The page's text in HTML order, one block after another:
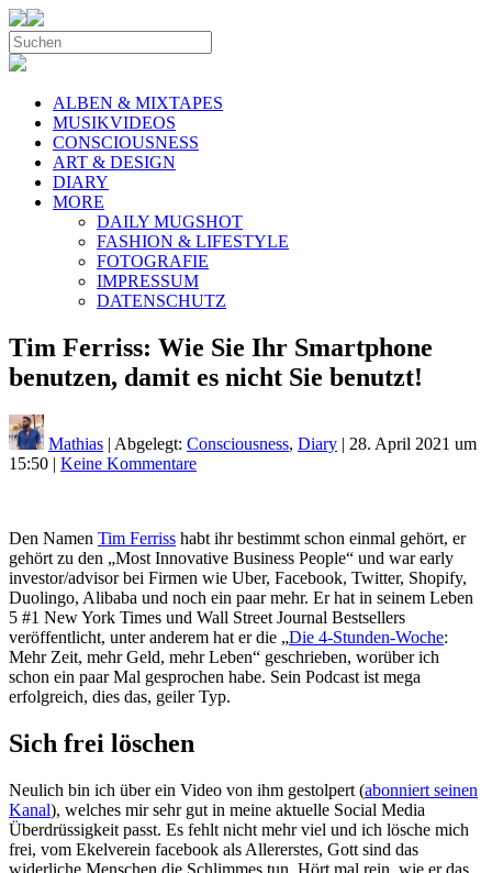
ALBEN & MIXTAPES
MUSIKVIDEOS
CONSCIOUSNESS
ART & DESIGN
DIARY
MORE
DAILY MUGSHOT
FASHION & LIFESTYLE
FOTOGRAFIE
IMPRESSUM
DATENSCHUTZ
Tim Ferriss: Wie Sie Ihr Smartphone
benutzen, damit es nicht Sie benutzt!
Mathias | Abgelegt: Consciousness, Diary | 28. April 2021 um
15:50 | Keine Kommentare
Den Namen Tim Ferriss habt ihr bestimmt schon einmal gehört, er
gehört zu den „Most Innovative Business People“ und war early
investor/advisor bei Firmen wie Uber, Facebook, Twitter, Shopify,
Duolingo, Alibaba und noch ein paar mehr. Er hat in seinem Leben
5 #1 New York Times und Wall Street Journal Bestsellers
veröffentlicht, unter anderem hat er die „Die 4-Stunden-Woche:
Mehr Zeit, mehr Geld, mehr Leben“ geschrieben, worüber ich
schon ein paar Mal gesprochen habe. Sein Podcast ist mega
erfolgreich, dies das, geiler Typ.
Sich frei löschen
Neulich bin ich über ein Video von ihm gestolpert (abonniert seinen
Kanal), welches mir sehr gut in meine aktuelle Social Media
Überdrüssigkeit passt. Es fehlt nicht mehr viel und ich lösche mich
frei, vom Ekelverein facebook als Allererstes, Gott sind das
widerliche Menschen die Schlimmes tun. Hört mal rein, wie er das